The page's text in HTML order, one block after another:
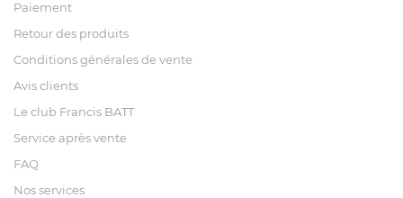
Paiement
Retour des produits
Conditions générales de vente
Avis clients
Le club Francis BATT
Service après vente
FAQ
Nos services